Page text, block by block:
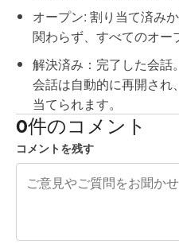
オープン: 割り当て済み
関わらず、すべてのオー
解決済み：完了した会話
会話は自動的に再開され
当てられます。
0件のコメント
コメントを残す